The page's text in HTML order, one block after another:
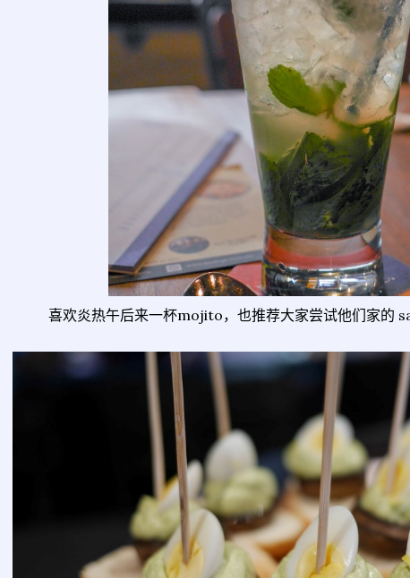
喜欢炎热午后来一杯mojito，也推荐大家尝试他们家的